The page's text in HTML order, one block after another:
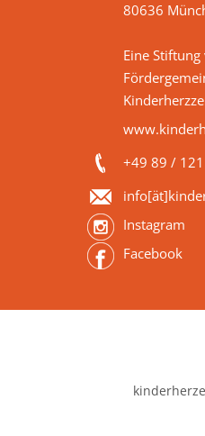
80636
Eine Stiftung
+49 89 /
Instagram
Facebook